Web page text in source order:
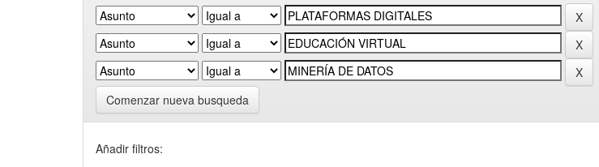
Comenzar nueva busqueda
Añadir filtros: